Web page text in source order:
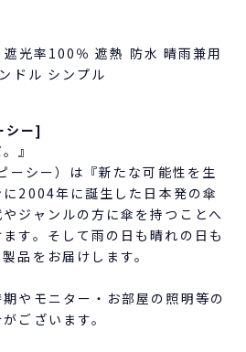
光率100％ 遮熱 防水 晴雨兼用
ドル シンプル
シー]
』
ーシー）は『新たな可能性を生
2004年に誕生した日本発の傘
ジャンルの方に傘を持つことへ
す。そして雨の日も晴れの日も
品をお届けします。
やモニター・お部屋の照明等の
ございます。